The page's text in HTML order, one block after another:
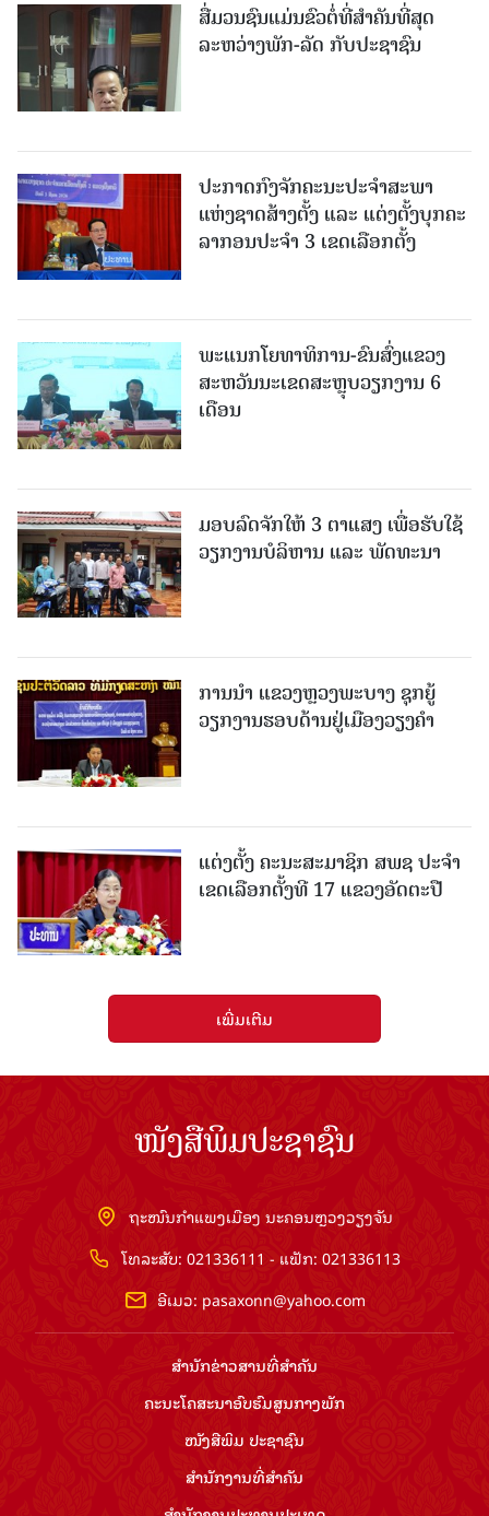
ສື່ມວນຊົນແມ່ນຂົວຕໍ່ທີ່ສໍາຄັນທີ່ສຸດ
ລະຫວ່າງພັກ-ລັດ ກັບປະຊາຊົນ
ປະກາດກົງຈັກຄະນະປະຈໍາສະພາ
ແຫ່ງຊາດສ້າງຕັ້ງ ແລະ ແຕ່ງຕັ້ງບຸກຄະ
ລາກອນປະຈໍາ 3 ເຂດເລືອກຕັ້ງ
ພະແນກໂຍທາທິການ-ຂົນສົ່ງແຂວງ
ສະຫວັນນະເຂດສະຫຼຸບວຽກງານ 6
ເດືອນ
ມອບລົດຈັກໃຫ້ 3 ຕາແສງ ເພື່ອຮັບໃຊ້
ວຽກງານບໍລິຫານ ແລະ ພັດທະນາ
ການນຳ ແຂວງຫຼວງພະບາງ ຊຸກຍູ້
ວຽກງານຮອບດ້ານຢູ່ເມືອງວຽງຄໍາ
ແຕ່ງຕັ້ງ ຄະນະສະມາຊິກ ສພຊ ປະຈຳ
ເຂດເລືອກຕັ້ງທີ 17 ແຂວງອັດຕະປື
ເພີ່ມເຕີມ
ໜັງສືພິມປະຊາຊົນ
ຖະໜົນກຳແພງເມືອງ ນະຄອນຫຼວງວຽງຈັນ
ໂທລະສັບ: 021336111 - ແຟັກ: 021336113
ອີເມວ: pasaxonn@yahoo.com
ສຳ​ນັກ​ຂ່າວ​ສານ​ທີ່​ສຳ​ຄັນ​
ຄະນະໂຄສະນາອົບຮົມ​ສູນ​ກາງ​ພັກ
ໜັງສືພິມ ປະ​ຊາ​ຊົນ
ສຳ​ນັກ​ງານ​ທີ່​ສຳ​ຄັນ